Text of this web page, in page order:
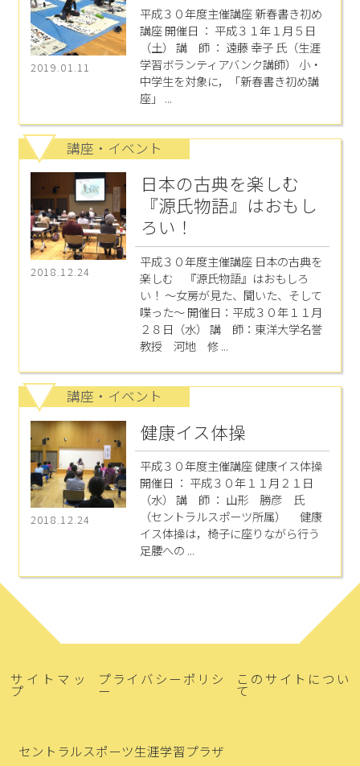
2019.01.11
平成３０年度主催講座 新春書き初め
講座 開催日 ： 平成３１年１月５日
（土） 講 師 ： 遠藤 幸子 氏（生涯
学習ボランティアバンク講師） 小・
中学生を対象に，「新春書き初め講
座」 ...
講座・イベント
2018.12.24
日本の古典を楽しむ
『源氏物語』はおもし
ろい！
平成３０年度主催講座 日本の古典を
楽しむ 『源氏物語』はおもしろ
い！ ～女房が見た、聞いた、そして
喋った～ 開催日：平成３０年１１月
２８日（水） 講 師：東洋大学名誉
教授 河地 修 ...
講座・イベント
2018.12.24
健康イス体操
平成３０年度主催講座 健康イス体操
開催日 ： 平成３０年１１月２１日
（水） 講 師 ： 山形 勝彦 氏
（セントラルスポーツ所属） 健康
イス体操は，椅子に座りながら行う
足腰への ...
サイトマッ
プ
プライバシーポリシ
ー
このサイトについ
て
セントラルスポーツ生涯学習プラザ